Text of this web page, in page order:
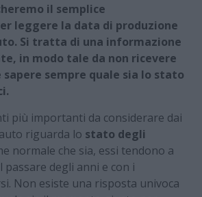
il semplice
leggere la data di produzione
Si tratta di una informazione
in modo tale da non ricevere
sempre quale sia lo stato
più importanti da considerare dai
riguarda lo stato degli
normale che sia, essi tendono a
degli anni e con i
Non esiste una risposta univoca